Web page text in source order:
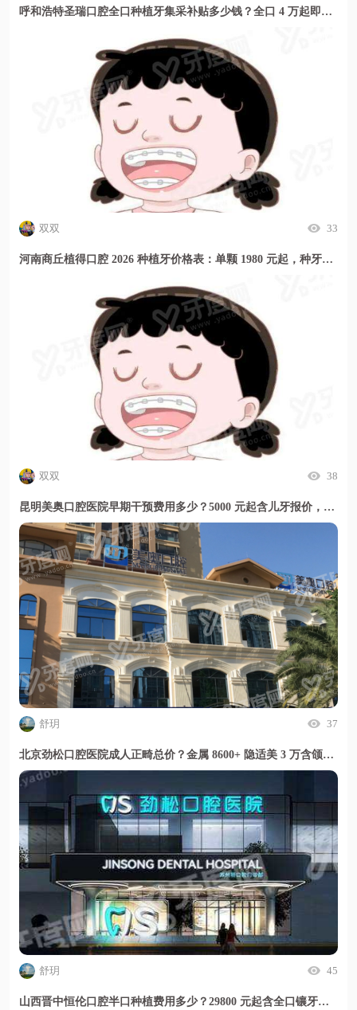
呼和浩特圣瑞口腔全口种植牙集采补贴多少钱？全口 4 万起即刻种当天用
双双 33
河南商丘植得口腔 2026 种植牙价格表：单颗 1980 元起，种牙贵吗？这里透明又实惠
双双 38
昆明美奥口腔医院早期干预费用多少？5000 元起含儿牙报价，暑期活动更划算
舒玥 37
北京劲松口腔医院成人正畸总价？金属 8600+ 隐适美 3 万含颌面修复开销更省心
舒玥 45
山西晋中恒伦口腔半口种植费用多少？29800 元起含全口镶牙定价透明放心选